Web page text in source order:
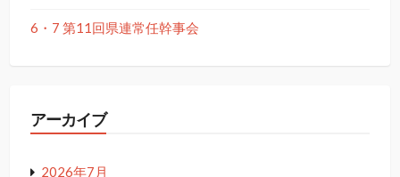
6・7 第11回県連常任幹事会
アーカイブ
2026年7月